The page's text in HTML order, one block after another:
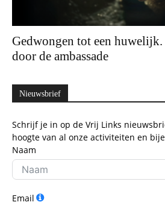
Gedwongen tot een huwelijk.
door de ambassade
Nieuwsbrief
Schrijf je in op de Vrij Links
hoogte van al onze activiteiten en
Naam
Email